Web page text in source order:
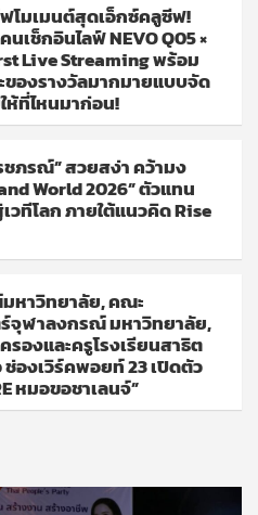
ฟโมเมนต์สุดเอ็กซ์คลูซีฟ!
เช็กอินไลฟ์ NEVO Q05 ×
Live Streaming พร้อม
ของรางวัลมากมายแบบจัด
ห้ที่ไหนมาก่อน!
ชภรณ์” สวยสง่า คว้ามง
World 2026” ตัวแทน
ทีโลก ภายใต้แนวคิด Rise
หาวิทยาลัย, คณะ
จุฬาลงกรณ์ มหาวิทยาลัย,
องและครูโรงเรียนสาธิต
องเวิร์คพอยท์ 23 เปิดตัว
หมอขอชาเลนจ์”